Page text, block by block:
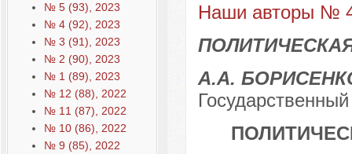
№ 5 (93), 2023
№ 4 (92), 2023
№ 3 (91), 2023
№ 2 (90), 2023
№ 1 (89), 2023
№ 12 (88), 2022
№ 11 (87), 2022
№ 10 (86), 2022
№ 9 (85), 2022
Наши авторы №
А.А.